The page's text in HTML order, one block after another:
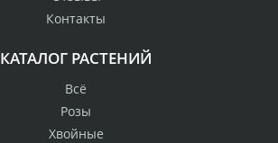
Контакты
КАТАЛОГ РАСТЕНИЙ
Всё
Розы
Хвойные